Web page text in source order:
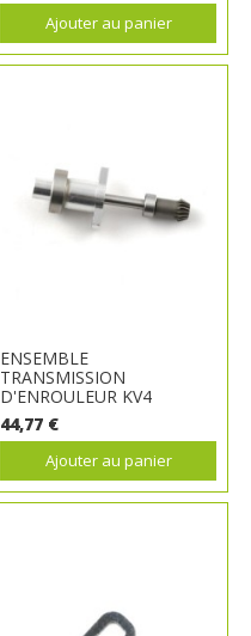
Ajouter au panier
ENSEMBLE
TRANSMISSION
D'ENROULEUR KV4
44,77 €
Ajouter au panier